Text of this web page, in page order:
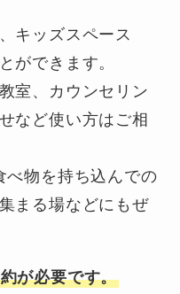
キッズスペース
ができます。
室、カウンセリン
など使い方はご相
べ物を持ち込んでの
まる場などにもぜ
が必要です。